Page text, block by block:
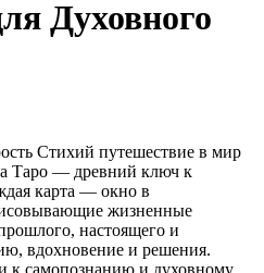
Духовного
Стихий путешествие в мир
Таро — древний ключ к
карта — окно в
жизненные
настоящего и
вдохновение и решения.